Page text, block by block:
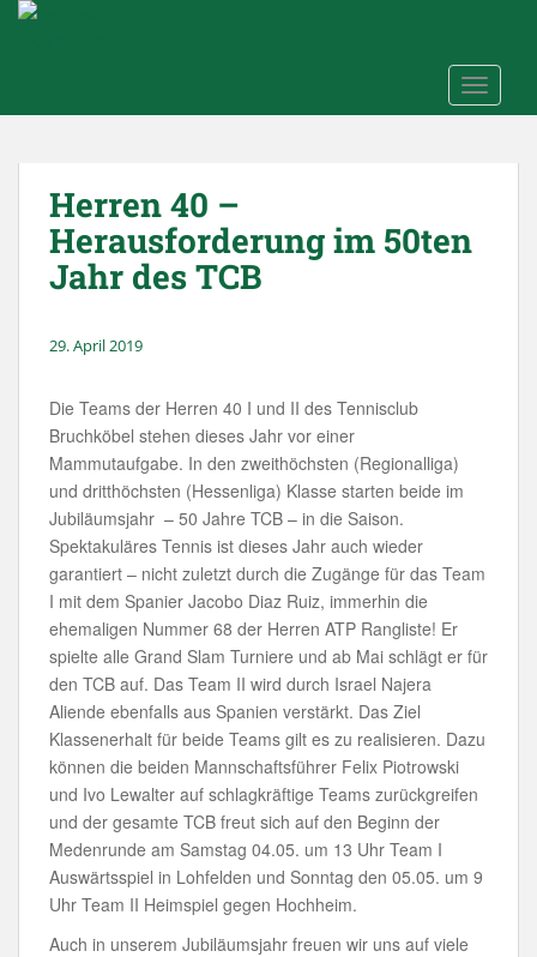
Skip to main content
Herren 40 –
Herausforderung im 50ten
Jahr des TCB
29. April 2019
Die Teams der Herren 40 I und II des Tennisclub
Bruchköbel stehen dieses Jahr vor einer
Mammutaufgabe. In den zweithöchsten (Regionalliga)
und dritthöchsten (Hessenliga) Klasse starten beide im
Jubiläumsjahr – 50 Jahre TCB – in die Saison.
Spektakuläres Tennis ist dieses Jahr auch wieder
garantiert – nicht zuletzt durch die Zugänge für das Team
I mit dem Spanier Jacobo Diaz Ruiz, immerhin die
ehemaligen Nummer 68 der Herren ATP Rangliste! Er
spielte alle Grand Slam Turniere und ab Mai schlägt er für
den TCB auf. Das Team II wird durch Israel Najera
Aliende ebenfalls aus Spanien verstärkt. Das Ziel
Klassenerhalt für beide Teams gilt es zu realisieren. Dazu
können die beiden Mannschaftsführer Felix Piotrowski
und Ivo Lewalter auf schlagkräftige Teams zurückgreifen
und der gesamte TCB freut sich auf den Beginn der
Medenrunde am Samstag 04.05. um 13 Uhr Team I
Auswärtsspiel in Lohfelden und Sonntag den 05.05. um 9
Uhr Team II Heimspiel gegen Hochheim.
Auch in unserem Jubiläumsjahr freuen wir uns auf viele